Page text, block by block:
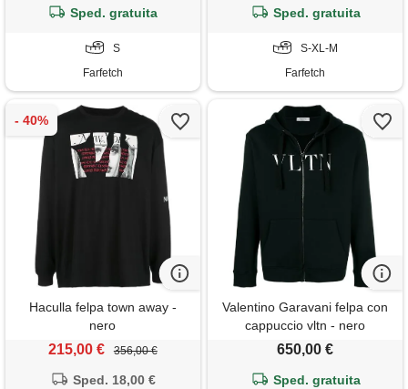
Sped. gratuita
S
Farfetch
Sped. gratuita
S-XL-M
Farfetch
Haculla felpa town away -
nero
215,00 € 356,00 €
Sped. 18,00 €
Valentino Garavani felpa con
cappuccio vltn - nero
650,00 €
Sped. gratuita